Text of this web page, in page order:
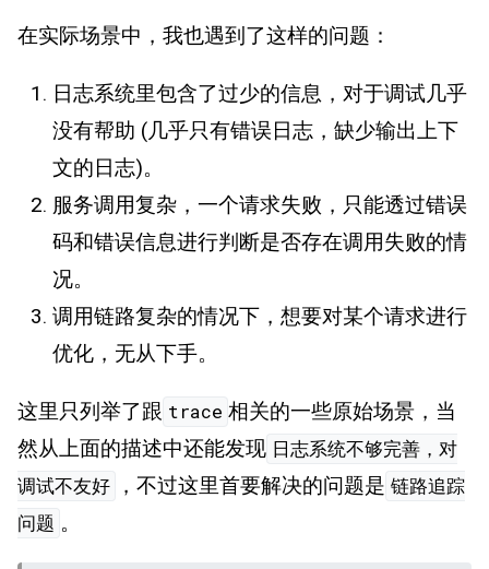
在实际场景中，我也遇到了这样的问题：
日志系统里包含了过少的信息，对于调试几乎
没有帮助 (几乎只有错误日志，缺少输出上下
文的日志)。
服务调用复杂，一个请求失败，只能透过错误
码和错误信息进行判断是否存在调用失败的情
况。
调用链路复杂的情况下，想要对某个请求进行
优化，无从下手。
这里只列举了跟 trace 相关的一些原始场景，当
然从上面的描述中还能发现 日志系统不够完善，对
调试不友好 ，不过这里首要解决的问题是 链路追踪
问题 。